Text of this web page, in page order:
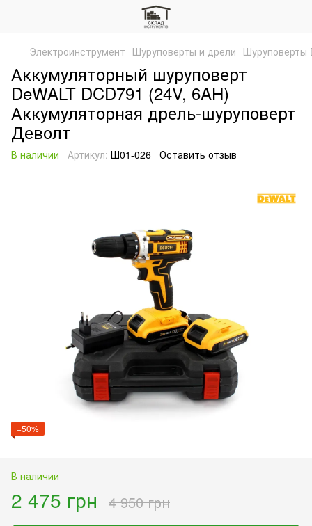
Электроинструмент Шуруповерты и дрели Шуруповерты
Аккумуляторный шуруповерт
DeWALT DCD791 (24V, 6AH)
Аккумуляторная дрель-шуруповерт
Деволт
В наличии Артикул: Ш01-026 Оставить отзыв
−50%
В наличии
2 475 грн 4 950 грн